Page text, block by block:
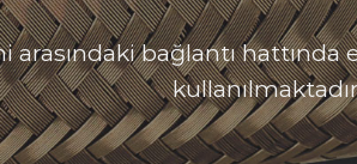
arasındaki bağlantı